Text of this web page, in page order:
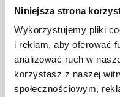
Niniejsza strona
Wykorzystujemy pliki
i reklam, aby oferować
analizować ruch w
korzystasz z naszej
społecznościowym,
WORD -
Program Word jest